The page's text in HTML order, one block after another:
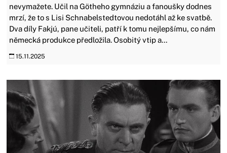
nevymažete. Učil na Götheho gymnáziu a fanoušky dodnes
mrzí, že to s Lisi Schnabelstedtovou nedotáhl až ke svatbě.
Dva díly Fakjú, pane učiteli, patří k tomu nejlepšímu, co nám
německá produkce předložila. Osobitý vtip a...
15.11.2025